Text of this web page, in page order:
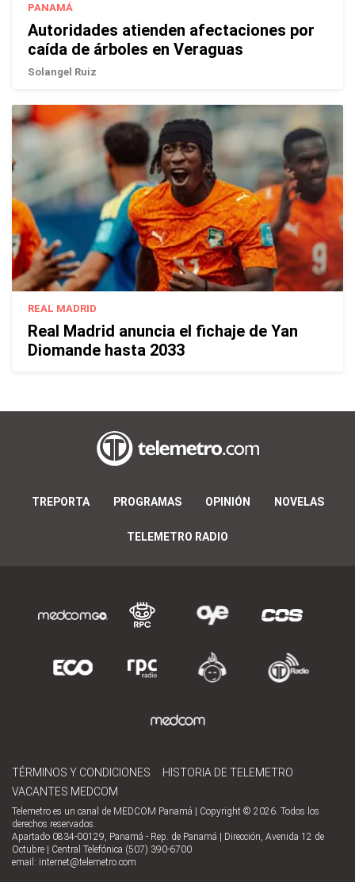
PANAMÁ
Autoridades atienden afectaciones por
caída de árboles en Veraguas
Solangel Ruiz
REAL MADRID
Real Madrid anuncia el fichaje de Yan
Diomande hasta 2033
TREPORTA PROGRAMAS OPINIÓN NOVELAS
TELEMETRO RADIO
TÉRMINOS Y CONDICIONES
HISTORIA DE TELEMETRO
VACANTES MEDCOM
Telemetro es un canal de MEDCOM Panamá | Copyright © 2026. Todos los
derechos reservados.
Apartado 0834-00129, Panamá - Rep. de Panamá | Dirección, Avenida 12 de
Octubre | Central Telefónica (507) 390-6700
email: internet@telemetro.com